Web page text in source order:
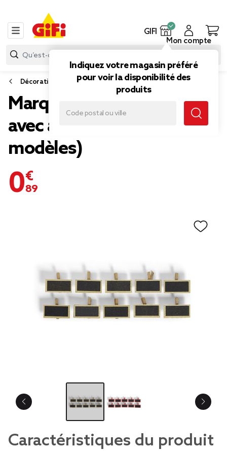
GIFI
Indiquez votre magasin préféré
pour voir la disponibilité des
produits
Mon compte
Décoration de table
Marque place pince bois
avec ardoise x10 (2
modèles)
0,89 €
Caractéristiques du produit